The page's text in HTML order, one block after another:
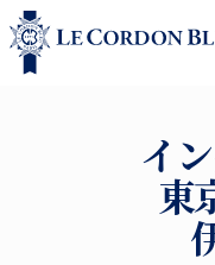
イ
東